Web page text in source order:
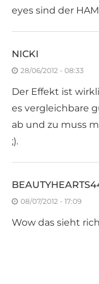
eyes sind der
NICKI
28/06/2012 - 08:33
Der Effekt ist
es vergleichbare
ab und zu muss
;).
08/07/2012 - 17:09
Wow das sieht